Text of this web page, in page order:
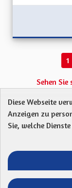
1
Sehen
Protection des
Mentions
Diese Webseite
Anzeigen zu
Sie, welche